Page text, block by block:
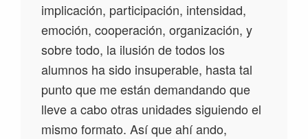
implicación, participación, intensidad,
emoción, cooperación, organización, y
sobre todo, la ilusión de todos los
alumnos ha sido insuperable, hasta tal
punto que me están demandando que
lleve a cabo otras unidades siguiendo el
mismo formato. Así que ahí ando,